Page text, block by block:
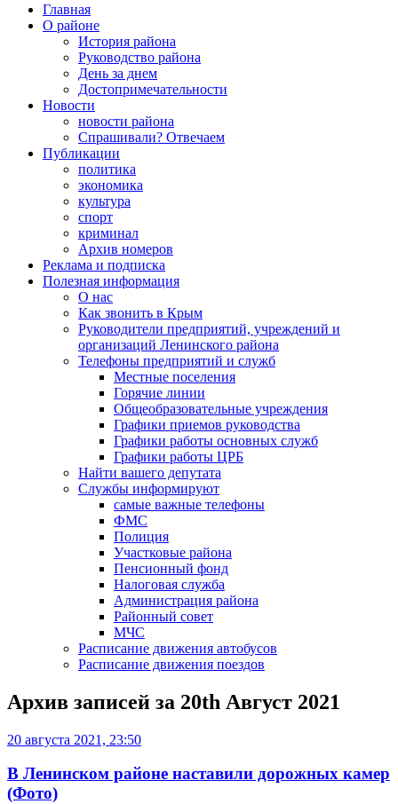
Главная
О районе
История района
Руководство района
День за днем
Достопримечательности
Новости
новости района
Спрашивали? Отвечаем
Публикации
политика
экономика
культура
спорт
криминал
Архив номеров
Реклама и подписка
Полезная информация
О нас
Как звонить в Крым
Руководители предприятий, учреждений и
организаций Ленинского района
Телефоны предприятий и служб
Местные поселения
Горячие линии
Общеобразовательные учреждения
Графики приемов руководства
Графики работы основных служб
Графики работы ЦРБ
Найти вашего депутата
Службы информируют
самые важные телефоны
ФМС
Полиция
Участковые района
Пенсионный фонд
Налоговая служба
Администрация района
Районный совет
МЧС
Расписание движения автобусов
Расписание движения поездов
Архив записей за 20th Август 2021
20 августа 2021, 23:50
В Ленинском районе наставили дорожных камер
(Фото)